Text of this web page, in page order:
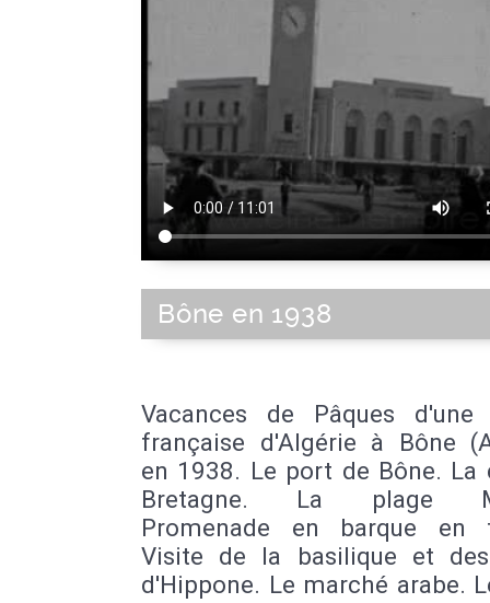
Bône en 1938
Vacances de Pâques d'une
française d'Algérie à Bône
en 1938. Le port de Bône. La
Bretagne. La plage
Promenade en barque en
Visite de la basilique et
d'Hippone. Le marché arabe.